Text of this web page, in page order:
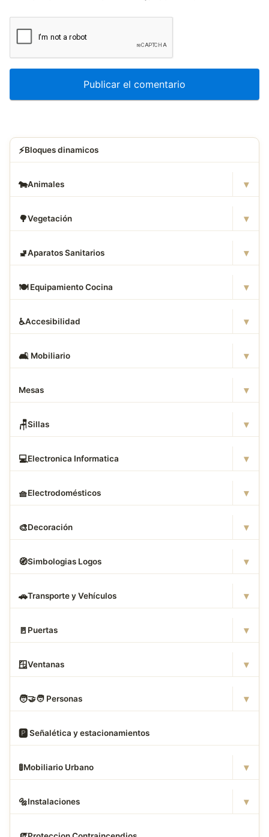
⚡Bloques dinamicos
🐄Animales ▾
🌳Vegetación ▾
🚽Aparatos Sanitarios ▾
🍽️ Equipamiento Cocina ▾
♿Accesibilidad ▾
🛋 ️ Mobiliario ▾
Mesas ▾
🪑Sillas ▾
💻Electronica Informatica ▾
🧺Electrodomésticos ▾
🎨Decoración ▾
🧭Simbologias Logos ▾
🚗Transporte y Vehículos ▾
🚪 Puertas ▾
🪟Ventanas ▾
🧑‍🤝‍🧑 Personas ▾
🅿️ Señalética y estacionamientos
🚦Mobiliario Urbano ▾
🔩Instalaciones ▾